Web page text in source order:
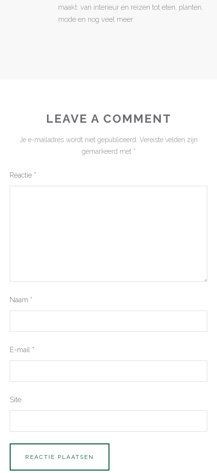
maakt: van interieur en reizen tot eten, planten,
mode en nog veel meer.
LEAVE A COMMENT
Je e-mailadres wordt niet gepubliceerd. Vereiste velden zijn
gemarkeerd met *
Reactie *
Naam *
E-mail *
Site